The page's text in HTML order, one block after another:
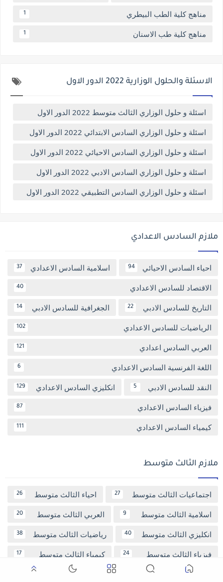
مناهج كلية الطب البيطري 1
مناهج كلية طب الاسنان 1
الاسئلة والحلول الوزارية 2022 الدور الاول
اسئلة و حلول الوزاري الثالث متوسط 2022 الدور الاول
اسئلة و حلول الوزاري السادس الابتدائي 2022 الدور الاول
اسئلة و حلول الوزاري السادس الاحيائي 2022 الدور الاول
اسئلة و حلول الوزاري السادس الادبي 2022 الدور الاول
اسئلة و حلول الوزاري السادس التطبيقي 2022 الدور الاول
ملازم السادس الاعدادي
احياء السادس الاحيائي 94 اسلامية السادس الاعدادي 37
الاقتصاد للسادس الاعدادي 40
التاريخ للسادس الادبي 22 الجغرافية للسادس الادبي 14
الرياضيات للسادس الاعدادي 102
العربي السادس اعدادي 121
اللغة الفرنسية السادس الاعدادي 6
النقد للسادس الادبي 5 انكليزي السادس الاعدادي 129
فيزياء السادس الاعدادي 87
كيمياء السادس الاعدادي 111
ملازم الثالث متوسط
اجتماعيات الثالث متوسط 27 احياء الثالث متوسط 26
اسلامية الثالث متوسط 9 العربي الثالث متوسط 20
انكليزي الثالث متوسط 40 رياضيات الثالث متوسط 38
فيزياء الثالث متوسط 24 كيمياء الثالث متوسط 17